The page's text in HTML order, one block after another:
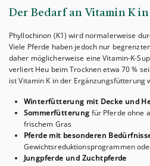
Der Bedarf an Vitamin K
Phyllochinon (K1) wird normalerweise
Viele Pferde haben jedoch nur
daher möglicherweise eine Vitamin-K-
verliert Heu beim Trocknen etwa 70 %
ist Vitamin K in der Ergänzungsfütterung
Winterfütterung mit Decke und
Sommerfütterung für Pferde ohne
frischem Gras
Pferde mit besonderen
Gewichtsreduktionsprogrammen
Jungpferde und Zuchtpferde